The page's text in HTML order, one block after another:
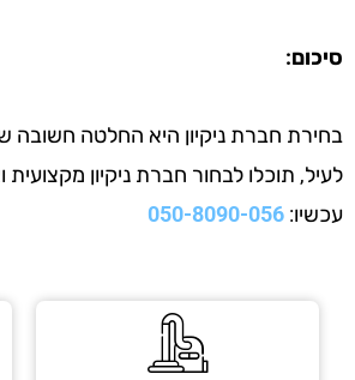
סיכום:
בחירת חברת ניקיון היא החלטה חשובה
לעיל, תוכלו לבחור חברת ניקיון
עכשיו: